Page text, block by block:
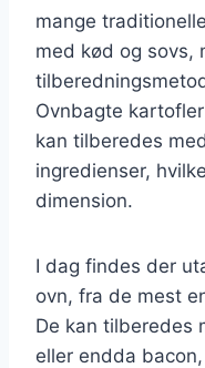
mange
med kød og sovs,
Ovnbagte
kan tilberedes
ingredienser,
dimension.
I dag findes der
ovn, fra de mest
De kan tilberedes
eller endda